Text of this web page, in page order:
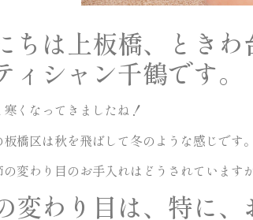
ちは上板橋、とき
ィシャン千鶴です。
くなってきましたね！
橋区は秋を飛ばして冬のような感じです。
の変わり目のお手入れはどうされていま
変わり目は、特に